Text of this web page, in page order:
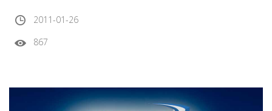
2011-01-26
867